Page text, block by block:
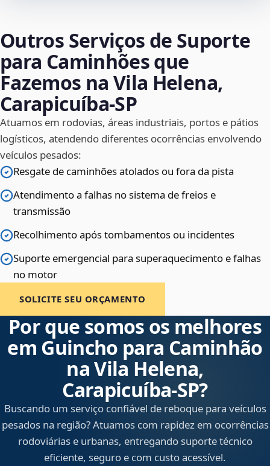
Outros Serviços de Suporte
para Caminhões que
Fazemos na Vila Helena,
Carapicuíba‑SP
Atuamos em rodovias, áreas industriais, portos e pátios
logísticos, atendendo diferentes ocorrências envolvendo
veículos pesados:
Resgate de caminhões atolados ou fora da pista
Atendimento a falhas no sistema de freios e
transmissão
Recolhimento após tombamentos ou incidentes
Suporte emergencial para superaquecimento e falhas
no motor
SOLICITE SEU ORÇAMENTO
Por que somos os melhores
em Guincho para Caminhão
na Vila Helena,
Carapicuíba‑SP?
Buscando um serviço confiável de reboque para veículos
pesados na região? Atuamos com rapidez em ocorrências
rodoviárias e urbanas, entregando suporte técnico
eficiente, seguro e com custo acessível.